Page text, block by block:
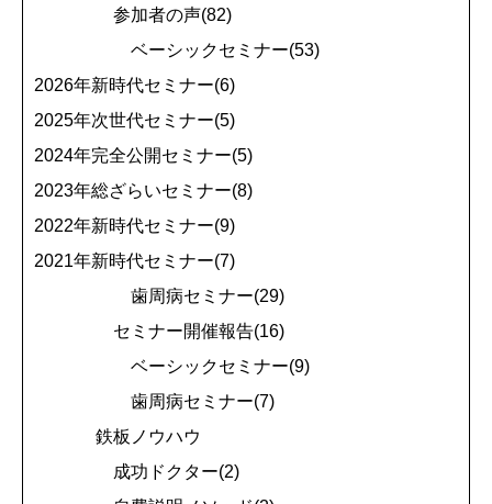
参加者の声(82)
ベーシックセミナー(53)
2026年新時代セミナー(6)
2025年次世代セミナー(5)
2024年完全公開セミナー(5)
2023年総ざらいセミナー(8)
2022年新時代セミナー(9)
2021年新時代セミナー(7)
歯周病セミナー(29)
セミナー開催報告(16)
ベーシックセミナー(9)
歯周病セミナー(7)
鉄板ノウハウ
成功ドクター(2)